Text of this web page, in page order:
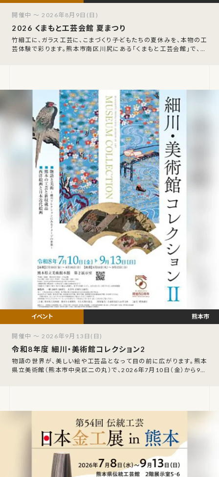
2026 くまもと工芸会館 夏まつり
竹細工に、ガラス工芸に、こまづくり――子どもたちの夏休みを、本物の工
芸体験で彩ります。熊本市南区川尻にある「くまもと工芸会館」で、毎
開催中 ～ 2026年8月9日(日)
令和8年度 細川・美術館コレクション2
物語の世界が、美しい絵や工芸品となって目の前に広がります。熊本
県立美術館（熊本市中央区二の丸）で、2026年7月10日（金）から9月
熊本市
開催中 ～ 2026年9月13日(日)